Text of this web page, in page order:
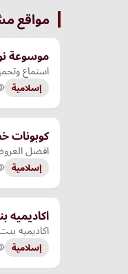
مواقع
موسوعة
استماع
إسلامية
كوبونات
افضل
إسلامية
اكاديميه
اكاديميه
إسلامية